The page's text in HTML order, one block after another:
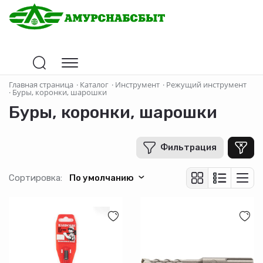
Главная страница · Каталог · Инструмент · Режущий инструмент
· Буры, коронки, шарошки
Буры, коронки, шарошки
Фильтрация
В рублях
Hardcore
Сортировка: По умолчанию